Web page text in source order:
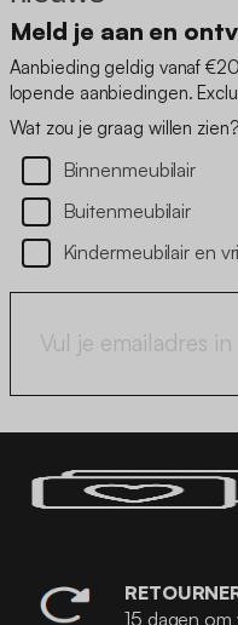
Meld je aan en
Aanbieding geldig vanaf
lopende aanbiedingen.
Wat zou je graag willen zien?
Binnenmeubilair
Buitenmeubilair
Kindermeubilair en
15 dagen